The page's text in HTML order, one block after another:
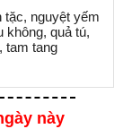
tặc, nguyệt yếm
không, quả tú,
tam tang
này